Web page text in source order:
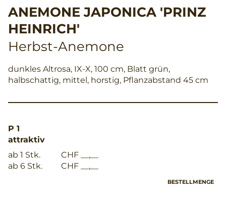
ANEMONE JAPONICA 'PRINZ
HEINRICH'
Herbst-Anemone
dunkles Altrosa, IX-X, 100 cm, Blatt grün,
halbschattig, mittel, horstig, Pflanzabstand 45 cm
P 1
attraktiv
ab 1 Stk.
CHF __,__
ab 6 Stk.
CHF __,__
BESTELLMENGE